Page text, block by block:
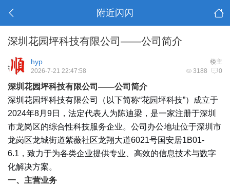
附近闪闪
深圳花园坪科技有限公司——公司简介
楼主
hyp
3188 0
2026-7-21 22:47:58
深圳花园坪科技有限公司——公司简介
深圳花园坪科技有限公司（以下简称“花园坪科技”）成立于
2024年8月9日，法定代表人为陈迪梁，是一家注册于深圳
市龙岗区的综合性科技服务企业。公司办公地址位于深圳市
龙岗区龙城街道紫薇社区龙翔大道6021号国安居1B01-
6.1，致力于为各类企业提供专业、高效的信息技术与数字
化解决方案。
一、主营业务